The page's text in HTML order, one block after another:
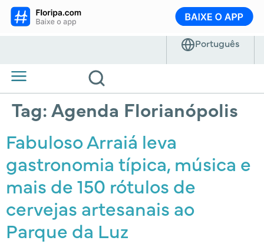
Tag:Agenda Florianópolis
Fabuloso Arraiá leva
gastronomia típica, música e
mais de 150 rótulos de
cervejas artesanais ao
Parque da Luz